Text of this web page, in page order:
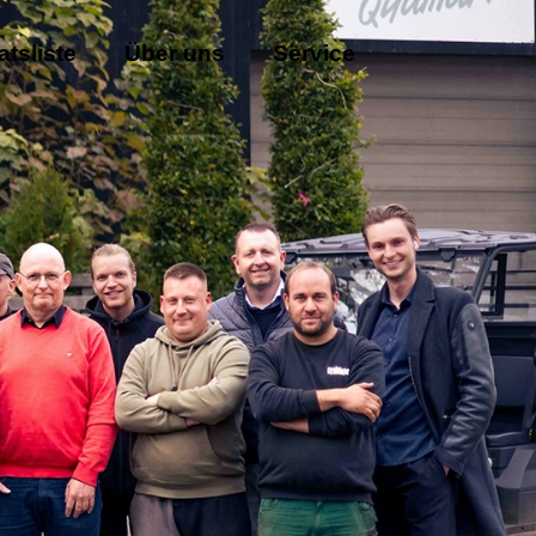
Über uns Service